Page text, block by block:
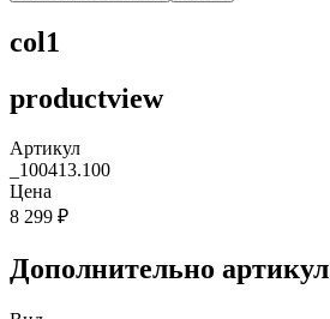
col1
productview
Артикул
_100413.100
Цена
8 299 ₽
Дополнительно артикул